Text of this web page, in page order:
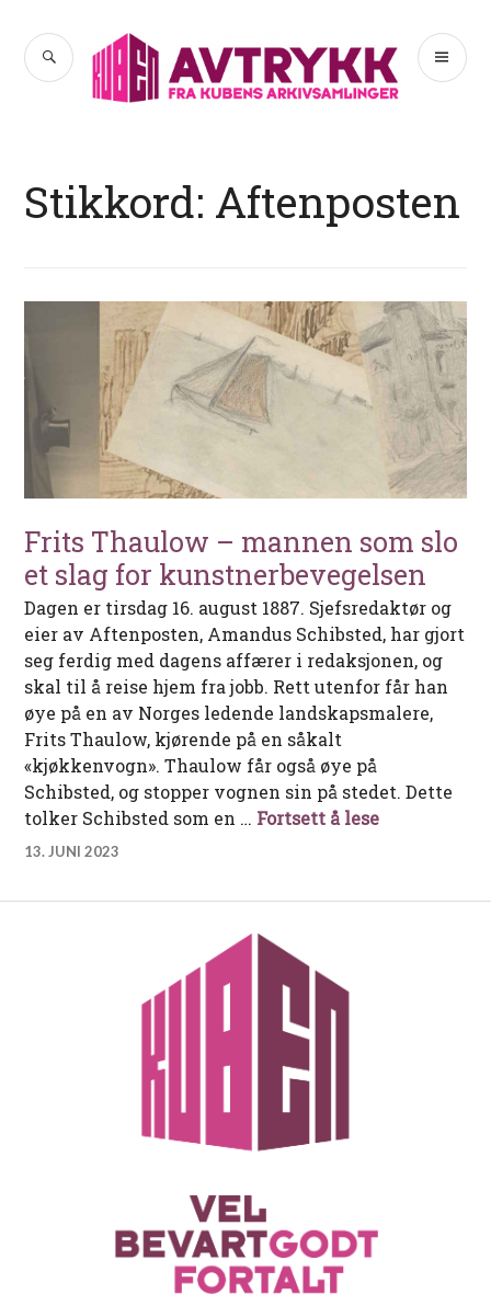
innhold
Avtrykk
SØK
Stikkord: Aftenposten
Frits Thaulow – mannen som slo
et slag for kunstnerbevegelsen
Dagen er tirsdag 16. august 1887. Sjefsredaktør og
eier av Aftenposten, Amandus Schibsted, har gjort
seg ferdig med dagens affærer i redaksjonen, og
skal til å reise hjem fra jobb. Rett utenfor får han
øye på en av Norges ledende landskapsmalere,
Frits Thaulow, kjørende på en såkalt
«kjøkkenvogn». Thaulow får også øye på
Schibsted, og stopper vognen sin på stedet. Dette
tolker Schibsted som en … Fortsett å leseFrits
13. JUNI 2023